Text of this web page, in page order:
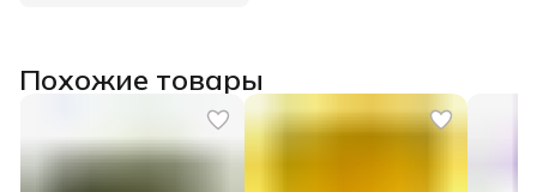
Похожие товары